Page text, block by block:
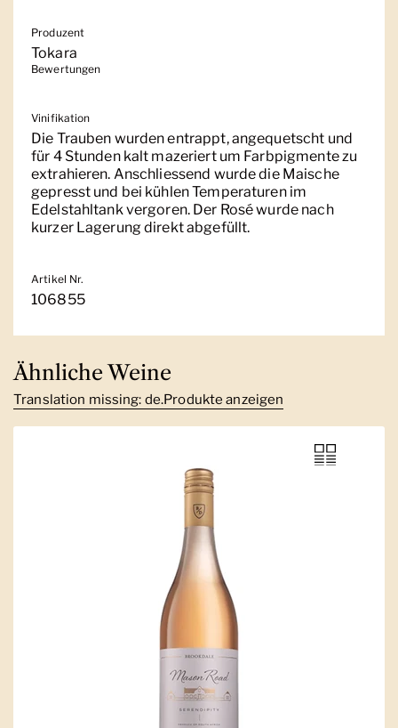
Produzent
Tokara
Bewertungen
Vinifikation
Die Trauben wurden entrappt, angequetscht und
für 4 Stunden kalt mazeriert um Farbpigmente zu
extrahieren. Anschliessend wurde die Maische
gepresst und bei kühlen Temperaturen im
Edelstahltank vergoren. Der Rosé wurde nach
kurzer Lagerung direkt abgefüllt.
Artikel Nr.
106855
Ähnliche Weine
Translation missing: de.Produkte anzeigen